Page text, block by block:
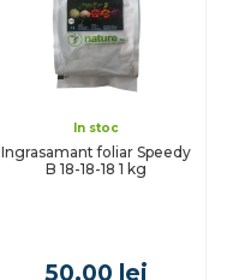
In stoc
Ingrasamant foliar Speedy
B 18-18-18 1 kg
50.00 lei